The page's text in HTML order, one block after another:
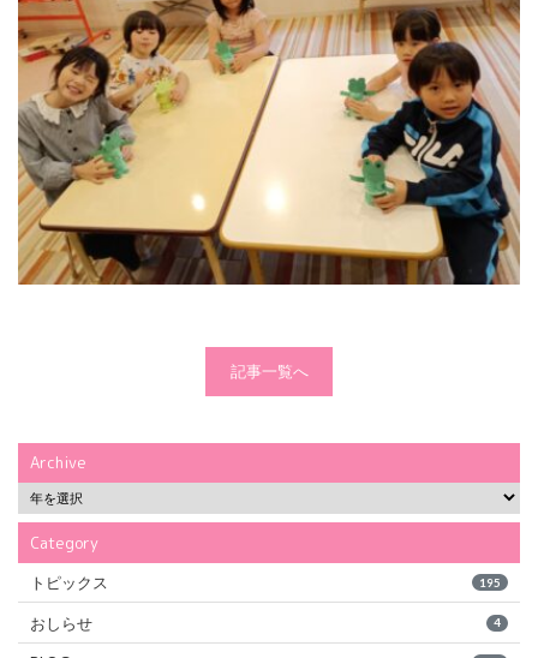
記事一覧へ
Archive
Category
トピックス 195
おしらせ 4